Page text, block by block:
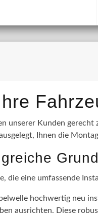
unserer Kunden
Ihnen die
die eine umfassende
hochwertig neu
ausrichten. Diese